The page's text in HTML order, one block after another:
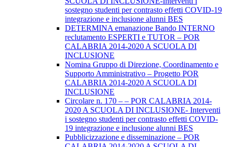
sostegno studenti per contrasto effetti COVID-19
integrazione e inclusione alunni BES
DETERMINA emanazione Bando INTERNO
reclutamento ESPERTI e TUTOR – POR
CALABRIA 2014-2020 A SCUOLA DI
INCLUSIONE
Nomina Gruppo di Direzione, Coordinamento e
Supporto Amministrativo – Progetto POR
CALABRIA 2014-2020 A SCUOLA DI
INCLUSIONE
Circolare n. 170 – – POR CALABRIA 2014-
2020 A SCUOLA DI INCLUSIONE- Interventi
i sostegno studenti per contrasto effetti COVID-
19 integrazione e inclusione alunni BES
Pubblicizzazione e disseminazione – POR